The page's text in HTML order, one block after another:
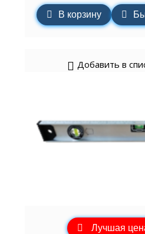
В корзину
Добавить в
Лучшая